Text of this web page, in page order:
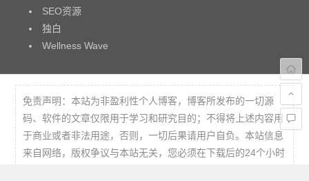
SEO资源
独白
Wellness Wave
免责声明：本站为非盈利性个人博客，博客所发布的一切源
码、软件的文章仅限用于学习和研究目的；不得将上述内容用
于商业或者非法用途，否则，一切后果请用户自负。本站信息
来自网络，版权争议与本站无关，您必须在下载后的24个小时